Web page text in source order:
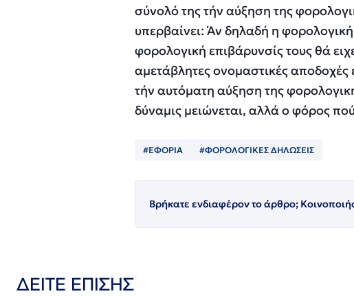
σύνολό της τήν αύξηση της
υπερβαίνει: Άν δηλαδή η
φορολογική επιβάρυνσίς τους θά
αμετάβλητες ονομαστικές
τήν αυτόματη αύξηση της
δύναμις μειώνεται, αλλά ο φόρος
#ΕΦΟΡΙΑ #ΦΟΡΟΛΟΓΙΚΕΣ ΔΗΛΩΣΕΙΣ
Βρήκατε ενδιαφέρον το άρθρο;
ΔΕΙΤΕ ΕΠΙΣΗΣ